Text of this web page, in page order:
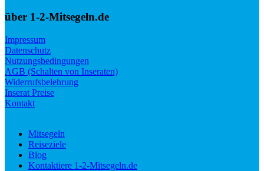
über 1-2-Mitsegeln.de
Impressum
Datenschutz
Nutzungsbedingungen
AGB (Schalten von Inseraten)
Widerrufsbelehrung
Inserat Preise
Kontakt
Mitsegeln
Reiseziele
Blog
Kontaktiere 1-2-Mitsegeln.de